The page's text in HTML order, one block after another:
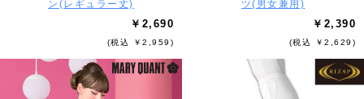
ン(レギュラー丈)
￥2,690
(税込 ￥2,959)
ツ(男女兼用)
￥2,390
(税込 ￥2,629)